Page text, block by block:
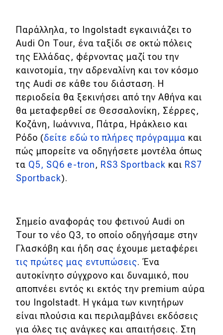
Παράλληλα, το Ingolstadt εγκαινιάζει το
Audi On Tour, ένα ταξίδι σε οκτώ πόλεις
της Ελλάδας, φέρνοντας μαζί του την
καινοτομία, την αδρεναλίνη και τον κόσμο
της Audi σε κάθε του διάσταση. H
περιοδεία θα ξεκινήσει από την Αθήνα και
θα μεταφερθεί σε Θεσσαλονίκη, Σέρρες,
Κοζάνη, Ιωάννινα, Πάτρα, Ηράκλειο και
Ρόδο (δείτε εδώ το πλήρες πρόγραμμα και
πώς μπορείτε να οδηγήσετε μοντέλα όπως
τα Q5, SQ6 e-tron, RS3 Sportback και RS7
Sportback).
Σημείο αναφοράς του φετινού Audi on
Tour τo νέο Q3, το οποίο οδηγήσαμε στην
Γλασκόβη και ήδη σας έχουμε μεταφέρει
τις πρώτες μας εντυπώσεις. Ένα
αυτοκίνητο σύγχρονο και δυναμικό, που
αποπνέει εντός κι εκτός την premium αύρα
του Ingolstadt. Η γκάμα των κινητήρων
είναι πλούσια και περιλαμβάνει εκδόσεις
για όλες τις ανάγκες και απαιτήσεις. Στη